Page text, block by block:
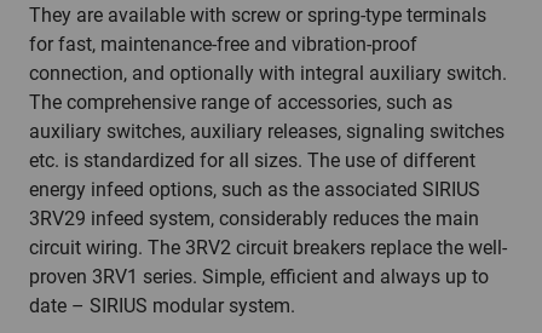
They are available with screw or spring-type terminals
for fast, maintenance-free and vibration-proof
connection, and optionally with integral auxiliary switch.
The comprehensive range of accessories, such as
auxiliary switches, auxiliary releases, signaling switches
etc. is standardized for all sizes. The use of different
energy infeed options, such as the associated SIRIUS
3RV29 infeed system, considerably reduces the main
circuit wiring. The 3RV2 circuit breakers replace the well-
proven 3RV1 series. Simple, efficient and always up to
date – SIRIUS modular system.